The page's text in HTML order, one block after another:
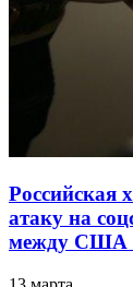
Российская
атаку на
между США